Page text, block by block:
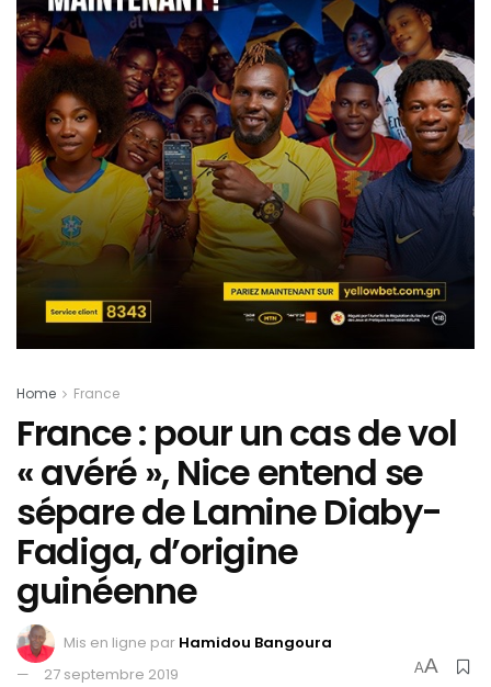
Home France
France : pour un cas de vol
« avéré », Nice entend se
sépare de Lamine Diaby-
Fadiga, d’origine
guinéenne
Mis en ligne par Hamidou Bangoura
27 septembre 2019
AA